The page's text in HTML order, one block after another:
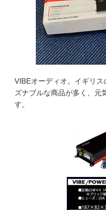
VIBEオーディオ。イギリ
ズナブルな商品が多く、元
す。